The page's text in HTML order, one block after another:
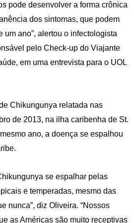
pode desenvolver a forma crônica
dos sintomas, que podem
um ano”, alertou o infectologista
pelo Check-up do Viajante
em uma entrevista para o UOL
Chikungunya relatada nas
de 2013, na ilha caribenha de St.
ano, a doença se espalhou
se espalhar pelas
e temperadas, mesmo das
nunca”, diz Oliveira. “Nossos
as Américas são muito receptivas